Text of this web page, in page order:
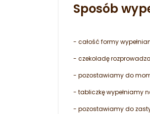
Sposób
- całość formy
- czekoladę
- pozostawiamy do
- tabliczkę wypełniamy
- pozostawiamy do